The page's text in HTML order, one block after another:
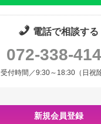
電話で相談する
072-338-
受付時間／9:30～18:30（日祝
新規会員登録